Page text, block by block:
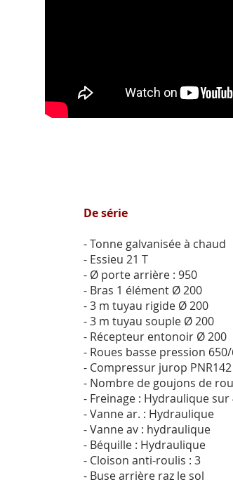
De série
- Tonne galvanisée à chaud
- Essieu 21 T
- Ø porte arrière : 950
- Bras 1 élément Ø 200
- 3 m tuyau rigide Ø 200
- 3 m tuyau souple Ø 200
- Récepteur entonoir Ø 200
- Roues basse pression
- Compressur jurop PNR142
- Nombre de goujons de
- Freinage : Hydraulique sur
- Vanne ar. : Hydraulique
- Vanne av : hydraulique
- Béquille : Hydraulique
- Cloison anti-roulis : 3
- Buse arrière raz le sol